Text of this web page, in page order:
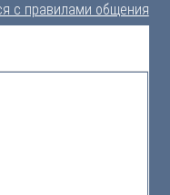
с правилами общения